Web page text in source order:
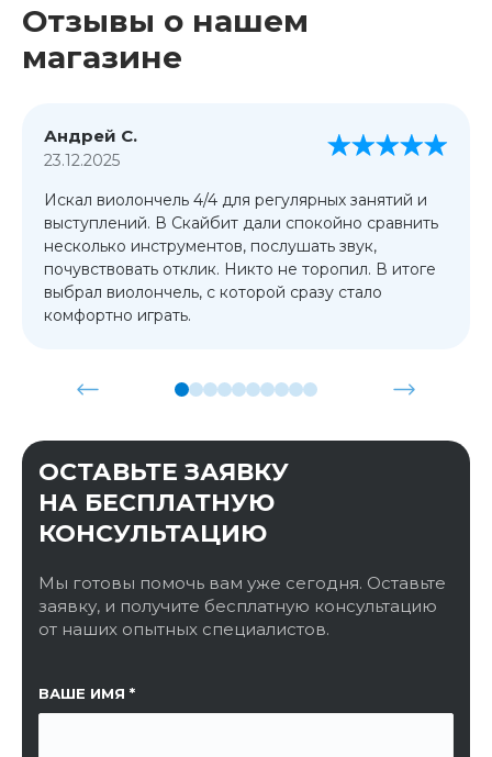
Отзывы о нашем
магазине
Андрей С.
23.12.2025
Искал виолончель 4/4 для регулярных занятий и
выступлений. В Скайбит дали спокойно сравнить
несколько инструментов, послушать звук,
почувствовать отклик. Никто не торопил. В итоге
выбрал виолончель, с которой сразу стало
комфортно играть.
ОСТАВЬТЕ ЗАЯВКУ
НА БЕСПЛАТНУЮ
КОНСУЛЬТАЦИЮ
Мы готовы помочь вам уже сегодня. Оставьте
заявку, и получите бесплатную консультацию
от наших опытных специалистов.
ВАШЕ ИМЯ
ССЫЛКА НА СТРАНИЦУ